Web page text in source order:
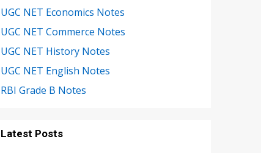
UGC NET Economics Notes
UGC NET Commerce Notes
UGC NET History Notes
UGC NET English Notes
RBI Grade B Notes
Latest Posts